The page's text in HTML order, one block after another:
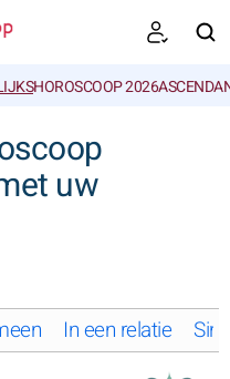
HOROSCOOP 2026
uw
In een relatie